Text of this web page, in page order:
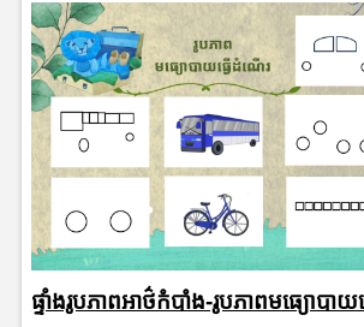
ផ្ទាំងរូបភាពអាថ៌កំបាំង-រូបភាពមធ្យោបាយធ្